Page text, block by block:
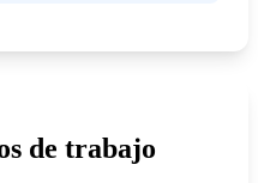
de trabajo